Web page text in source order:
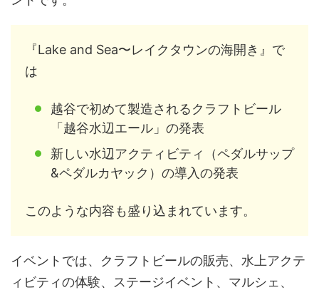
『Lake and Sea〜レイクタウンの海開き』で
は
越谷で初めて製造されるクラフトビール
「越谷水辺エール」の発表
新しい水辺アクティビティ（ペダルサップ
&ペダルカヤック）の導入の発表
このような内容も盛り込まれています。
イベントでは、クラフトビールの販売、水上アクテ
ィビティの体験、ステージイベント、マルシェ、